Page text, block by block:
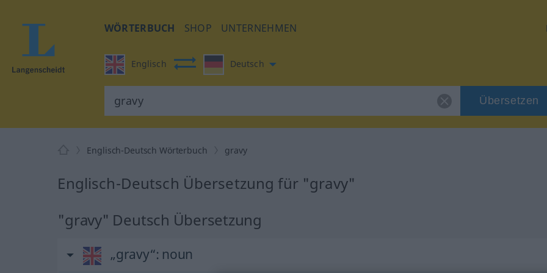
WÖRTERBUCH SHOP UNTERNEHMEN
Englisch Deutsch
Übersetzen
Englisch-Deutsch Wörterbuch gravy
Englisch-Deutsch Übersetzung für "gravy"
"gravy" Deutsch Übersetzung
„gravy“: noun